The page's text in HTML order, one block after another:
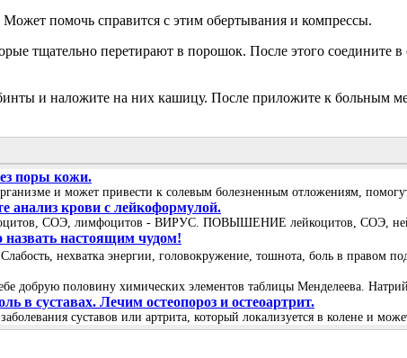
помочь справится с этим обертывания и компрессы.
тщательно перетирают в порошок. После этого соедините
и наложите на них кашицу. После приложите к больным
поры кожи.
и может привести к солевым болезненным отложениям,
анализ крови с лейкоформулой.
СОЭ, лимфоцитов - ВИРУС. ПОВЫШЕНИЕ лейкоцитов, СОЭ,
назвать настоящим чудом!
нехватка энергии, головокружение, тошнота, боль в правом
добрую половину химических элементов таблицы Менделеева.
в суставах. Лечим остеопороз и остеоартрит.
суставов или артрита, который локализуется в колене и